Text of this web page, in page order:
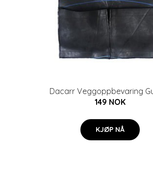
Dacarr Veggoppbevaring
149 NOK
KJØP NÅ